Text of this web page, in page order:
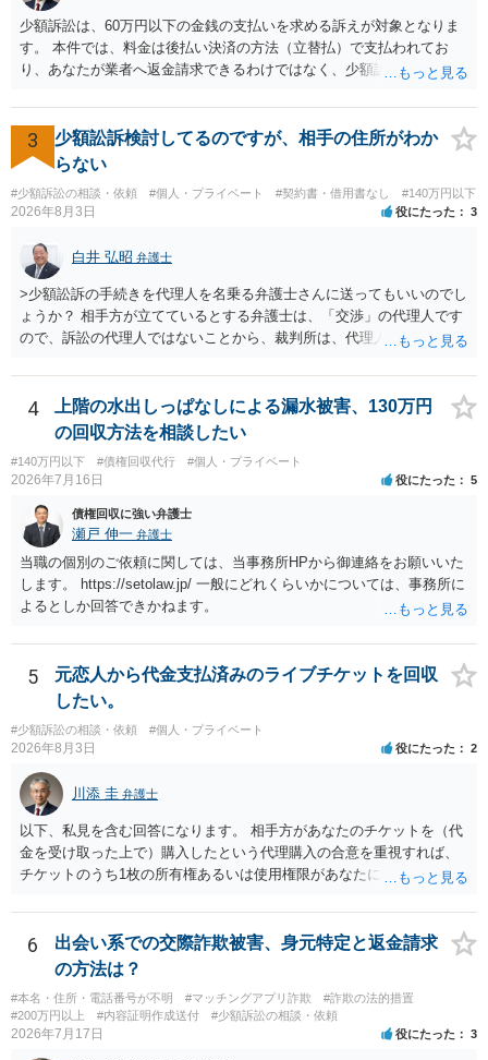
及ぼすものではありません。 これ以上、本件の解決を不必要に遅延さ
せることなく、誠意をもって速やかに返金手続を履行されるよう、強
く求めます。 以上
少額訴訟は、60万円以下の金銭の支払いを求める訴えが対象となりま
す。 本件では、料金は後払い決済の方法（立替払）で支払われてお
り、あなたが業者へ返金請求できるわけではなく、少額訴訟は使えな
在確認請求訴訟を提起することも考えられますが、まずは後払い決済
業者へ（原契約のクーリング・オフの証拠の写しとともに）支払拒絶
の通知書を送り、もし訴訟や支払督促を行ってきた場合には全面的に
争う、というやり方がベターではないかと思います。弁護士会の相談
センター等で、消費者問題に強い弁護士（消費者保護委員会に所属し
ているなど）へ相談されることをお勧めします。
3
少額訟訴検討してるのですが、相手の住所がわか
らない
#少額訴訟の相談・依頼 #個人・プライベート #契約書・借用書なし #140万円以下
2026年8月3日 役にたった 3
白井 弘昭 弁護士
>少額訟訴の手続きを代理人を名乗る弁護士さんに送ってもいいのでし
ょうか？ 相手方が立てているとする弁護士は、「交渉」の代理人です
ので、訴訟の代理人ではないことから、裁判所は、代理人宛ての訴状
ている場合は、相手方（被告）の住所で訴状を作成提出し、裁判所に
代理人が就いていたことを知らせると（訴状の記載内容から明らかな
場合も）、裁判所が当該代理人弁護士に事前連絡し、引き続き訴訟も
受任するかを聞いたうえで、受任の意志が明らかになったところで、
直接被告に送達するのではなく、代理人に訴状の受領を促すこともあ
ります。 ラインのやり取りでしか証拠がないと、実際の本人性が明ら
かではありません。もちろん弁護士（２０万円の請求で代理人弁護士
に委任するかも疑わしいのですが）も住所は明らかにしないでしょ
う。 何か本人を示す事実（振込先などの情報）から、相手の住所等の
情報を割り出していくしかないように思えます。 以上、ご参考まで。
4
上階の水出しっぱなしによる漏水被害、130万円
の回収方法を相談したい
#140万円以下 #債権回収代行 #個人・プライベート
2026年7月16日 役にたった 5
債権回収に強い弁護士
瀬戸 伸一 弁護士
当職の個別のご依頼に関しては、当事務所HPから御連絡をお願いいた
します。 https://setolaw.jp/ 一般にどれくらいかについては、事務所に
よるとしか回答できかねます。
5
元恋人から代金支払済みのライブチケットを回収
したい。
#少額訴訟の相談・依頼 #個人・プライベート
2026年8月3日 役にたった 2
川添 圭 弁護士
以下、私見を含む回答になります。 相手方があなたのチケットを（代
金を受け取った上で）購入したという代理購入の合意を重視すれば、
チケットのうち1枚の所有権あるいは使用権限があなたにあり、チケッ
す。 一方、このチケット購入には「相手方と一緒に行く」という合意
も付随していたことを無視することができません。こちらを重視すれ
ば、交際を終了させたことにより「一緒に行く」という結果の実現に
重大な障害が発生しており、当然にチケットを引き渡すべきといえる
かは微妙であり、むしろ返金すべきとするのが当事者の合理的意思に
合致するのではないか、という判断に傾くことになると思います。 例
6
出会い系での交際詐欺被害、身元特定と返金請求
の方法は？
#本名・住所・電話番号が不明 #マッチングアプリ詐欺
#詐欺の法的措置
#200万円以上
#内容証明作成送付 #少額訴訟の相談・依頼
2026年7月17日 役にたった 3